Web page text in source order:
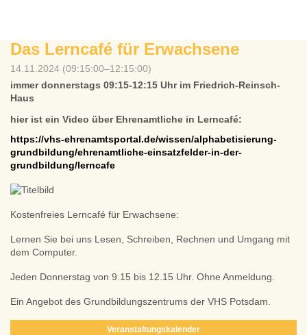
Das Lerncafé für Erwachsene
14.11.2024 (09:15:00–12:15:00)
immer donnerstags 09:15-12:15 Uhr im Friedrich-Reinsch-
Haus
hier ist ein Video über Ehrenamtliche in Lerncafé:
https://vhs-ehrenamtsportal.de/wissen/alphabetisierung-
grundbildung/ehrenamtliche-einsatzfelder-in-der-
grundbildung/lerncafe
Kostenfreies Lerncafé für Erwachsene:
Lernen Sie bei uns Lesen, Schreiben, Rechnen und Umgang mit
dem Computer.
Jeden Donnerstag von 9.15 bis 12.15 Uhr. Ohne Anmeldung.
Ein Angebot des Grundbildungszentrums der VHS Potsdam.
Veranstaltungskalender